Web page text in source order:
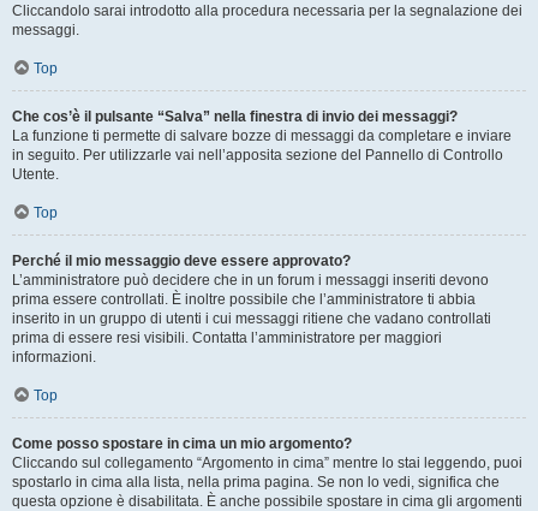
Cliccandolo sarai introdotto alla procedura necessaria per la segnalazione dei
messaggi.
Top
Che cos’è il pulsante “Salva” nella finestra di invio dei messaggi?
La funzione ti permette di salvare bozze di messaggi da completare e inviare
in seguito. Per utilizzarle vai nell’apposita sezione del Pannello di Controllo
Utente.
Top
Perché il mio messaggio deve essere approvato?
L’amministratore può decidere che in un forum i messaggi inseriti devono
prima essere controllati. È inoltre possibile che l’amministratore ti abbia
inserito in un gruppo di utenti i cui messaggi ritiene che vadano controllati
prima di essere resi visibili. Contatta l’amministratore per maggiori
informazioni.
Top
Come posso spostare in cima un mio argomento?
Cliccando sul collegamento “Argomento in cima” mentre lo stai leggendo, puoi
spostarlo in cima alla lista, nella prima pagina. Se non lo vedi, significa che
questa opzione è disabilitata. È anche possibile spostare in cima gli argomenti